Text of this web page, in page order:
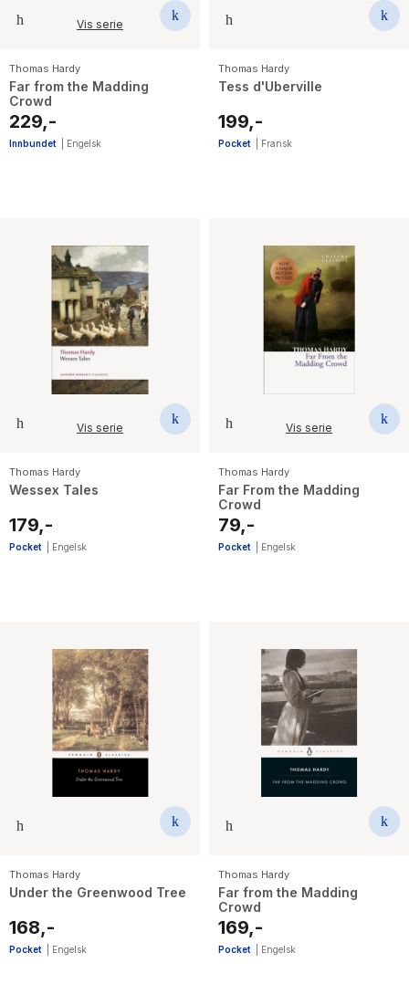
Vis serie
Thomas Hardy
Far from the Madding
Crowd
229,-
Innbundet Engelsk
Thomas Hardy
Tess d'Uberville
199,-
Pocket Fransk
Vis serie
Thomas Hardy
Wessex Tales
179,-
Pocket Engelsk
Vis serie
Thomas Hardy
Far From the Madding
Crowd
79,-
Pocket Engelsk
Thomas Hardy
Under the Greenwood Tree
168,-
Pocket Engelsk
Thomas Hardy
Far from the Madding
Crowd
169,-
Pocket Engelsk